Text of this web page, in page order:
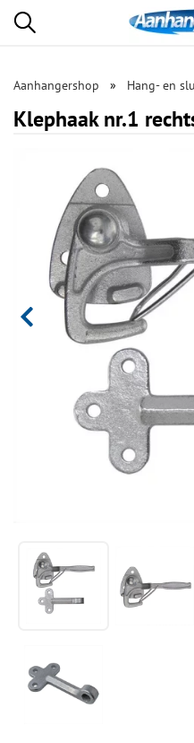
Aanhangershop Hang- en
Klephaak nr.1